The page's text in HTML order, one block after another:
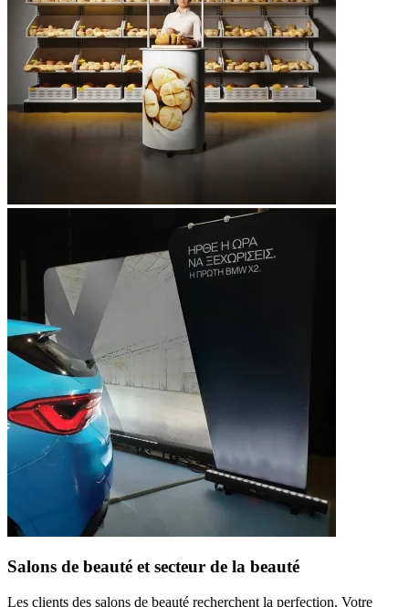
Salons de beauté et secteur de la beauté
Les clients des salons de beauté recherchent la perfection. Votre